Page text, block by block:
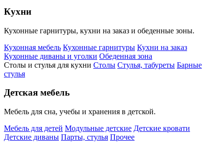
Кухни
Кухонные гарнитуры, кухни на заказ и обеденные зоны.
Кухонная мебель Кухонные гарнитуры Кухни на заказ
Кухонные диваны и уголки Обеденная зона
Столы и стулья для кухни Столы Стулья, табуреты Барные
стулья
Детская мебель
Мебель для сна, учебы и хранения в детской.
Мебель для детей Модульные детские Детские кровати
Детские диваны Парты, стулья Прочее